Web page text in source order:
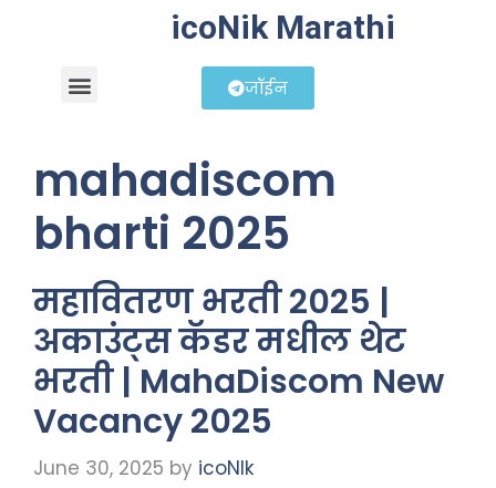
icoNik Marathi
जॉईन
mahadiscom
bharti 2025
महावितरण भरती 2025 |
अकाउंट्स कॅडर मधील थेट
भरती | MahaDiscom New
Vacancy 2025
June 30, 2025 by icoNIk